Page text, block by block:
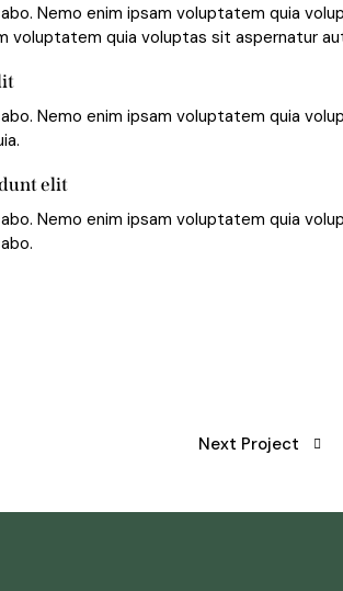
Nemo enim ipsam voluptatem quia
voluptatem quia voluptas sit aspernatur
Nemo enim ipsam voluptatem quia
elit
Nemo enim ipsam voluptatem quia
Next Project